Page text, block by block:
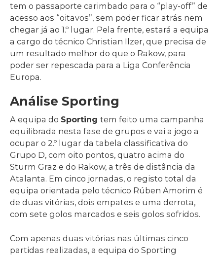
tem o passaporte carimbado para o “play-off” de
acesso aos “oitavos”, sem poder ficar atrás nem
chegar já ao 1.º lugar. Pela frente, estará a equipa
a cargo do técnico Christian Ilzer, que precisa de
um resultado melhor do que o Rakow, para
poder ser repescada para a Liga Conferência
Europa.
Análise Sporting
A equipa do Sporting tem feito uma campanha
equilibrada nesta fase de grupos e vai a jogo a
ocupar o 2.º lugar da tabela classificativa do
Grupo D, com oito pontos, quatro acima do
Sturm Graz e do Rakow, a três de distância da
Atalanta. Em cinco jornadas, o registo total da
equipa orientada pelo técnico Rúben Amorim é
de duas vitórias, dois empates e uma derrota,
com sete golos marcados e seis golos sofridos.
Com apenas duas vitórias nas últimas cinco
partidas realizadas, a equipa do Sporting